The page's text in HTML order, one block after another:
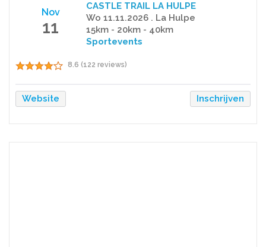
Nov
11
CASTLE TRAIL LA HULPE
Wo 11.11.2026 . La Hulpe
15km - 20km - 40km
Sportevents
8.6 (122 reviews)
Website Inschrijven